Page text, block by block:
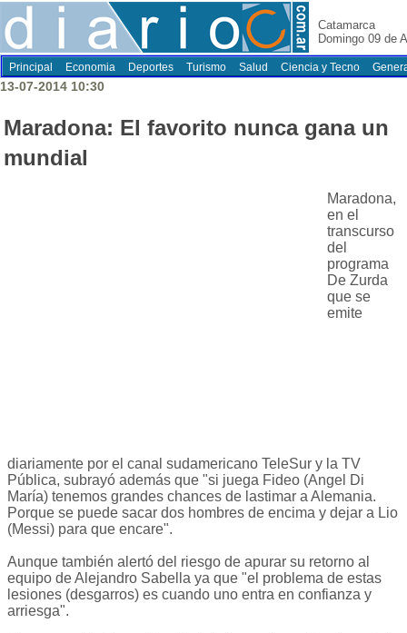
Catamarca
Domingo 09 de
Principal Economia Deportes Turismo Salud Ciencia y Tecno
13-07-2014 10:30
Maradona: El favorito nunca gana un
mundial
Maradona,
en el
transcurso
del
programa
De Zurda
que se
emite
diariamente por el canal sudamericano TeleSur y la TV
Pública, subrayó además que "si juega Fideo (Angel Di
María) tenemos grandes chances de lastimar a Alemania.
Porque se puede sacar dos hombres de encima y dejar a Lio
(Messi) para que encare".
Aunque también alertó del riesgo de apurar su retorno al
equipo de Alejandro Sabella ya que "el problema de estas
lesiones (desgarros) es cuando uno entra en confianza y
arriesga".